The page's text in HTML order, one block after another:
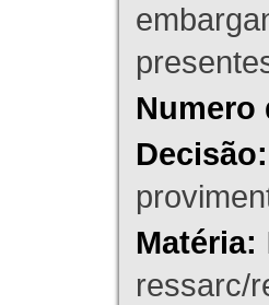
Numero
Decisão:
Matéria:
ressarc/